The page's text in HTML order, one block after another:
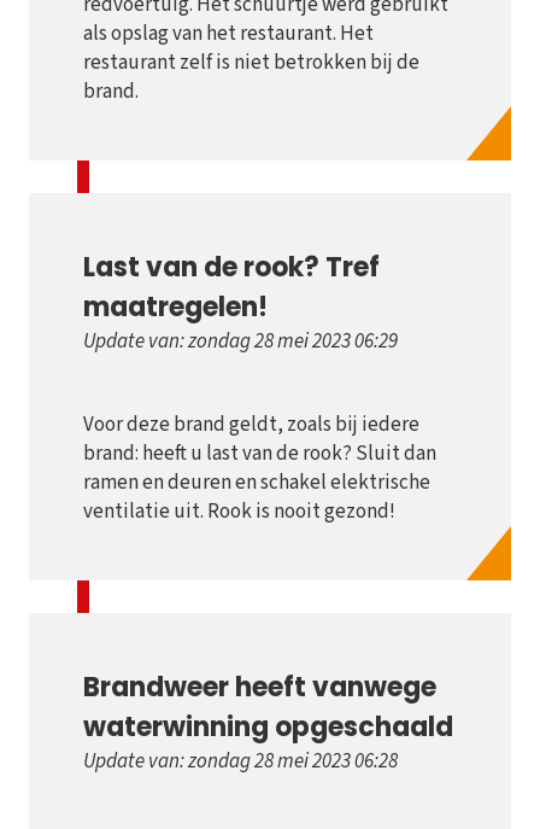
als opslag van het restaurant. Het
restaurant zelf is niet betrokken bij de
brand.
Last van de rook? Tref
maatregelen!
Update van: zondag 28 mei 2023 06:29
Voor deze brand geldt, zoals bij iedere
brand: heeft u last van de rook? Sluit dan
ramen en deuren en schakel elektrische
ventilatie uit. Rook is nooit gezond!
Brandweer heeft vanwege
waterwinning opgeschaald
Update van: zondag 28 mei 2023 06:28